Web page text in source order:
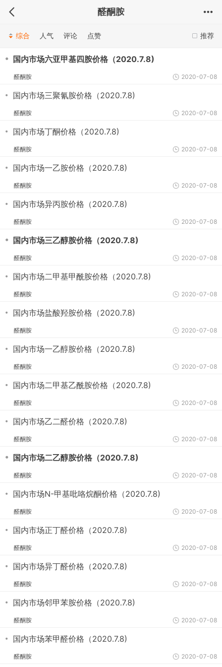
醛酮胺
推荐
综合 人气 评论 点赞
・ 国内市场六亚甲基四胺价格（2020.7.8)
醛酮胺 2020-07-08
・ 国内市场三聚氰胺价格（2020.7.8)
醛酮胺 2020-07-08
・ 国内市场丁酮价格（2020.7.8)
醛酮胺 2020-07-08
・ 国内市场一乙胺价格（2020.7.8)
醛酮胺 2020-07-08
・ 国内市场异丙胺价格（2020.7.8)
醛酮胺 2020-07-08
・ 国内市场三乙醇胺价格（2020.7.8)
醛酮胺 2020-07-08
・ 国内市场二甲基甲酰胺价格（2020.7.8)
醛酮胺 2020-07-08
・ 国内市场盐酸羟胺价格（2020.7.8)
醛酮胺 2020-07-08
・ 国内市场一乙醇胺价格（2020.7.8)
醛酮胺 2020-07-08
・ 国内市场二甲基乙酰胺价格（2020.7.8)
醛酮胺 2020-07-08
・ 国内市场乙二醛价格（2020.7.8)
醛酮胺 2020-07-08
・ 国内市场二乙醇胺价格（2020.7.8)
醛酮胺 2020-07-08
・ 国内市场N-甲基吡咯烷酮价格（2020.7.8)
醛酮胺 2020-07-08
・ 国内市场正丁醛价格（2020.7.8)
醛酮胺 2020-07-08
・ 国内市场异丁醛价格（2020.7.8)
醛酮胺 2020-07-08
・ 国内市场邻甲苯胺价格（2020.7.8)
醛酮胺 2020-07-08
・ 国内市场苯甲醛价格（2020.7.8)
醛酮胺 2020-07-08